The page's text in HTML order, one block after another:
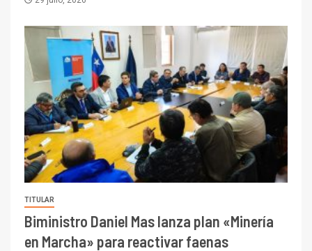
TITULAR
Biministro Daniel Mas lanza plan «Minería
en Marcha» para reactivar faenas